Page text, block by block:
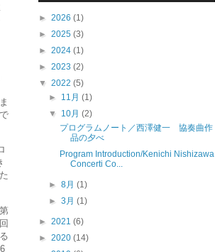
► 2026 (1)
► 2025 (3)
► 2024 (1)
► 2023 (2)
▼ 2022 (5)
► 11月(1)
▼ 10月(2)
プログラムノート／西澤健一 協奏曲作
品の夕べ
Program Introduction/Kenichi Nishizawa
Concerti Co...
►8月(1)
►3月(1)
► 2021 (6)
► 2020 (14)